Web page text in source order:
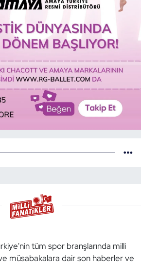
tüm spor branşlarında milli
müsabakalara dair son haberler ve